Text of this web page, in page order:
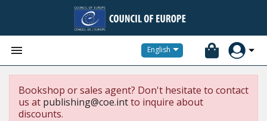
 English
Bookshop or sales agent? Don't hesitate to contact
us at publishing@coe.intto inquire about
discounts.